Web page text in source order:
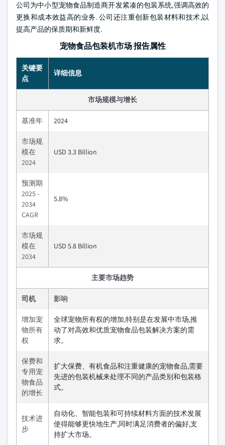
公司为中小型宠物食品制造商开发紧凑的包装系统,强调高效的
更换和成本效益高的业务. 公司还注重创新包装材料和技术,以
提高产品的保质期和新鲜度.
宠物食品包装机市场 报告属性
关键要
点
详细信息
市场规模与增长
基准年 2024
市场规
模在
2024
USD 3.3 Billion
预测期
2025 -
2034
CAGR
5.8%
市场规
模在
2034
USD 5.8 Billion
主要市场趋势
司机 影响
增加宠
物所有
权
全球宠物所有权的增加,特别是在发展中市场,推
动了对高效和优质宠物食品包装解决方案的需
求。
保费和
专用宠
物食品
的增长
扩大保费、有机食品和注重健康的宠物食品,需要
先进的包装机械来处理不同的产品类别和包装格
式。
技术进
步
自动化、智能包装和可持续材料方面的技术发展
使得能够更快地生产,同时满足消费者的偏好,支
持扩大市场。